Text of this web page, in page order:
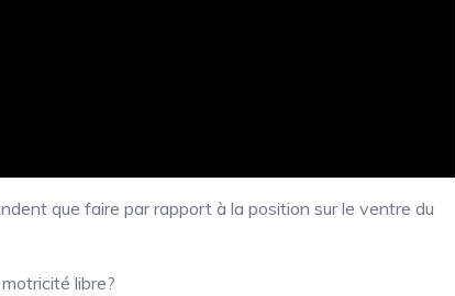
que faire par rapport à la position sur le ventre du
libre?